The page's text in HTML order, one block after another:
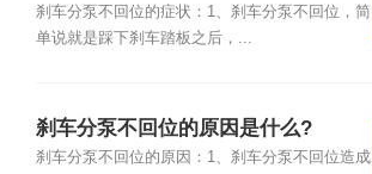
刹车分泵不回位的症状：1、刹车分泵不回位，简
单说就是踩下刹车踏板之后，...
刹车分泵不回位的原因是什么?
刹车分泵不回位的原因：1、刹车分泵不回位造成